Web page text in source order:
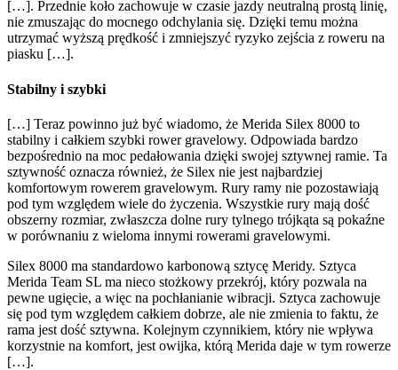
[…]. Przednie koło zachowuje w czasie jazdy neutralną prostą linię,
nie zmuszając do mocnego odchylania się. Dzięki temu można
utrzymać wyższą prędkość i zmniejszyć ryzyko zejścia z roweru na
piasku […].
Stabilny i szybki
[…] Teraz powinno już być wiadomo, że Merida Silex 8000 to
stabilny i całkiem szybki rower gravelowy. Odpowiada bardzo
bezpośrednio na moc pedałowania dzięki swojej sztywnej ramie. Ta
sztywność oznacza również, że Silex nie jest najbardziej
komfortowym rowerem gravelowym. Rury ramy nie pozostawiają
pod tym względem wiele do życzenia. Wszystkie rury mają dość
obszerny rozmiar, zwłaszcza dolne rury tylnego trójkąta są pokaźne
w porównaniu z wieloma innymi rowerami gravelowymi.
Silex 8000 ma standardowo karbonową sztycę Meridy. Sztyca
Merida Team SL ma nieco stożkowy przekrój, który pozwala na
pewne ugięcie, a więc na pochłanianie wibracji. Sztyca zachowuje
się pod tym względem całkiem dobrze, ale nie zmienia to faktu, że
rama jest dość sztywna. Kolejnym czynnikiem, który nie wpływa
korzystnie na komfort, jest owijka, którą Merida daje w tym rowerze
[…].